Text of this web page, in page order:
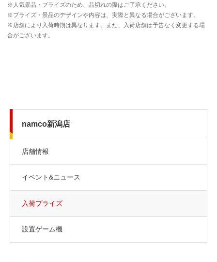
namco新潟店
店舗情報
イベント&ニュース
入荷プライズ
設置ゲーム機